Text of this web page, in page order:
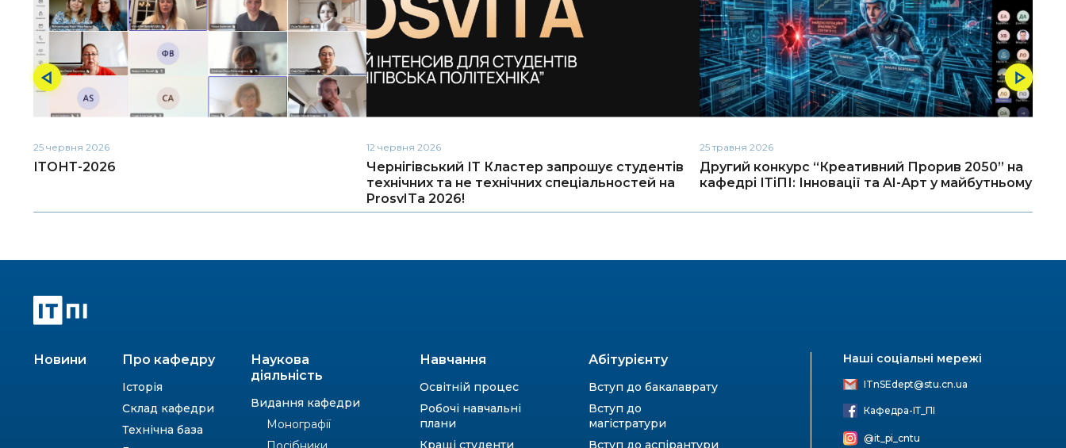
25 червня 2026
ІТОНТ-2026
12 червня 2026
Чернігівський ІТ Кластер запрошує студентів
технічних та не технічних спеціальностей на
ProsvITa 2026!
25 травня 2026
Другий конкурс “Креативний Прорив 2050” на
кафедрі ІТіПІ: Інновації та AI-Арт у майбутньому
Новини Про кафедру
Історія
Склад кафедри
Технічна база
Наукова
діяльність
Видання кафедри
Монографії
Навчання
Освітній процес
Робочі навчальні
плани
Кращі студенти
Абітурієнту
Вступ до бакалаврату
Вступ до
магістратури
Вступ до аспiрантури
Наші соціальні мережі
ITnSEdept@stu.cn.ua
Кафедра-ІТ_ПІ
@it_pi_cntu